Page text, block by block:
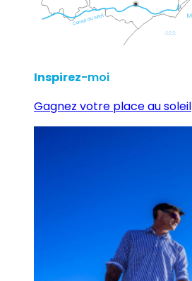
Inspirez-moi
Gagnez votre place au soleil